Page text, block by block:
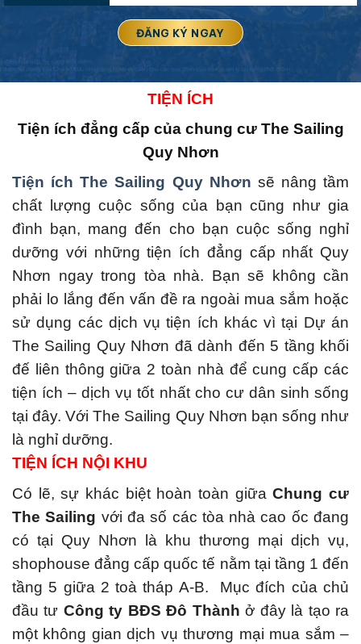
TIỆN ÍCH
Tiện ích đẳng cấp của chung cư The Sailing
Quy Nhơn
Tiện ích The Sailing Quy Nhơn sẽ nâng tầm
chất lượng cuộc sống của bạn cũng như gia
đình bạn, mang đến cho bạn cuộc sống nghỉ
dưỡng với những tiện ích đẳng cấp nhất Quy
Nhơn ngay trong tòa nhà. Bạn sẽ không cần
phải lo lắng đến vấn đề ra ngoài mua sắm hoặc
sử dụng các dịch vụ tiện ích khác vì tại Dự án
The Sailing Quy Nhơn đã dành đến 5 tầng khối
đế liên thông giữa 2 toàn nhà để cung cấp các
tiện ích – dịch vụ tốt nhất cho cư dân sinh sống
tại đây. Với The Sailing Quy Nhơn bạn sống như
là nghỉ dưỡng.
TIỆN ÍCH NỘI KHU
Có lẽ, sự khác biệt hoàn toàn giữaChung cư
The Sailing với đa số các tòa nhà cao ốc đang
có tại Quy Nhơn là khu thương mại dịch vụ,
shophouse đẳng cấp quốc tế nằm tại tầng 1 đến
tầng 5 giữa 2 toà tháp A-B. Mục đích của chủ
đầu tư Công ty BĐS Đô Thành ở đây là tạo ra
một không gian dịch vụ thương mại mua sắm –